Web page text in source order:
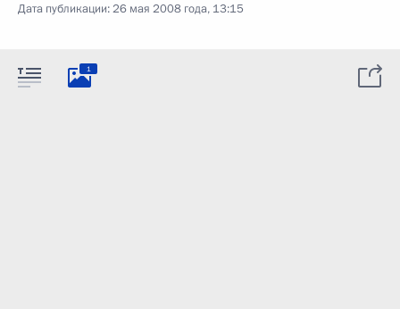
Дата публикации:26 мая 2008 года, 13:15
1